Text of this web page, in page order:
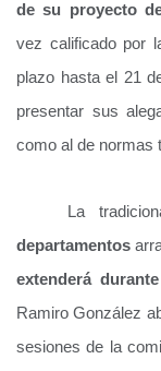
de su proyecto
vez calificado por
plazo hasta el 21
presentar sus
como al de normas
La
departamentos
extenderá
Ramiro González
sesiones de la